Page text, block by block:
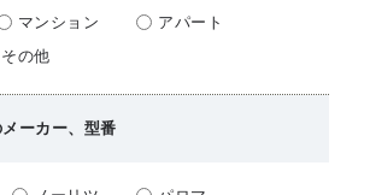
マンション
アパート
その他
ーカー、型番